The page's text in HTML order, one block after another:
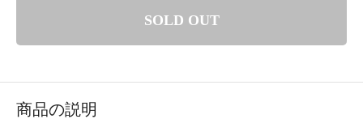
SOLD OUT
商品の説明